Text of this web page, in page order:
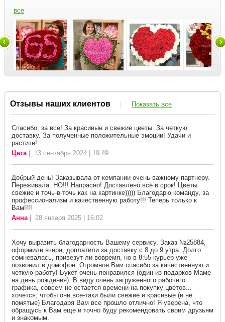
все
Отзывы наших клиентов | Показать все
Спасибо, за все! За красивые и свежие цветы. За четкую
доставку. За полученные положительные эмоции! Удачи и
растите!
Цета| 13 сентября 2024 | 19:49
Добрый день! Заказывала от компании очень важному партнеру.
Переживала. НО!!! Напрасно! Доставлено всё в срок! Цветы
свежие и точь-в-точь как на картинке))))) Благодарю команду, за
профессионализм и качественную работу!!! Теперь только к
Вам!!!!
Анна| 28 января 2025 | 16:02
Хочу выразить благодарность Вашему сервису. Заказ №25884,
оформили вчера, доплатили за доставку с 8 до 9 утра. Долго
сомневалась, привезут ли вовремя, но в 8:55 курьер уже
позвонил в домофон. Огромное Вам спасибо за качественную и
четкую работу! Букет очень понравился (один из подарков Маме
на день рождения). В виду очень загруженного рабочего
графика, совсем не остается времени на покупку цветов...
хочется, чтобы они все-таки были свежие и красивые (и не
помятые) Благодаря Вам все прошло отлично! Я уверена, что
обращусь к Вам еще и точно буду рекомендовать своим друзьям
и знакомым.